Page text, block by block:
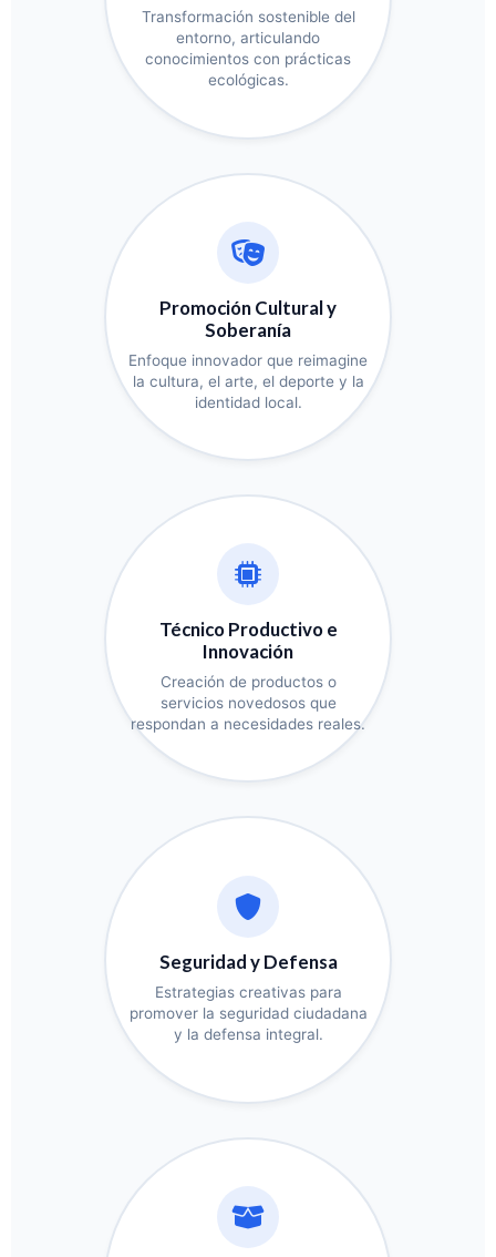
Transformación sostenible del
entorno, articulando
conocimientos con prácticas
ecológicas.
Promoción Cultural y
Soberanía
Enfoque innovador que reimagine
la cultura, el arte, el deporte y la
identidad local.
Técnico Productivo e
Innovación
Creación de productos o
servicios novedosos que
respondan a necesidades reales.
Seguridad y Defensa
Estrategias creativas para
promover la seguridad ciudadana
y la defensa integral.